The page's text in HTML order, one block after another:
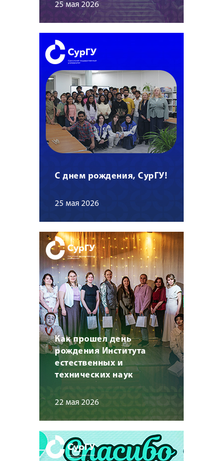
25 мая 2026
С днем рождения, СурГУ!
25 мая 2026
Как прошел день
рождения Института
естественных и
технических наук
22 мая 2026